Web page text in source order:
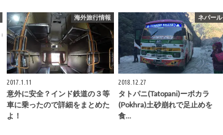
海外旅行情報
2017.1.11
意外に安全？インド鉄道の３等
車に乗ったので詳細をまとめた
よ！
ネパール
2018.12.27
タトパニ(Tatopani)ーポカラ
(Pokhra)土砂崩れで足止めを
食…